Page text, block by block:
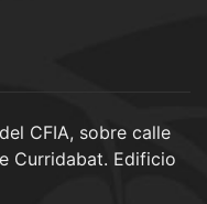
CFIA, sobre calle
Curridabat. Edificio